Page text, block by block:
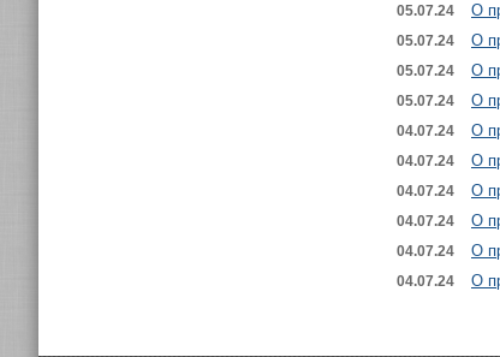
05.07.24 О
05.07.24 О
05.07.24 О
05.07.24 О
04.07.24 О
04.07.24 О
04.07.24 О
04.07.24 О
04.07.24 О
04.07.24
О